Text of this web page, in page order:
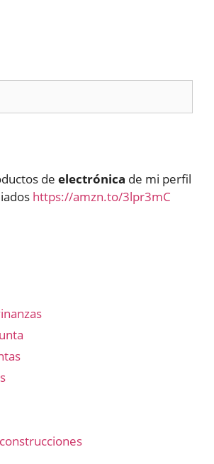
de electrónica de mi perfil
https://amzn.to/3lpr3mC